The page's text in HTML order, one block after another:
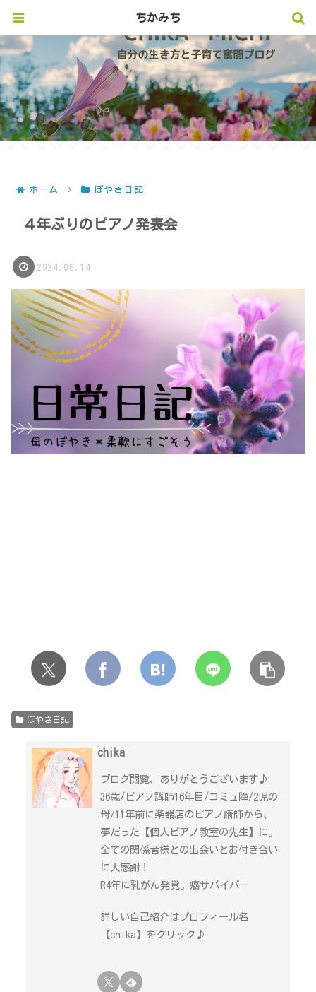
ホーム ぼやき日記
４年ぶりのピアノ発表会
2024.08.14
ぼやき日記
chika
ブログ閲覧、ありがとうございます♪
36歳/ピアノ講師16年目/コミュ障/2児の
母/11年前に楽器店のピアノ講師から、
夢だった【個人ピアノ教室の先生】に。
全ての関係者様との出会いとお付き合い
に大感謝！
R4年に乳がん発覚。癌サバイバー
詳しい自己紹介はプロフィール名
【chika】をクリック♪
ちかみち